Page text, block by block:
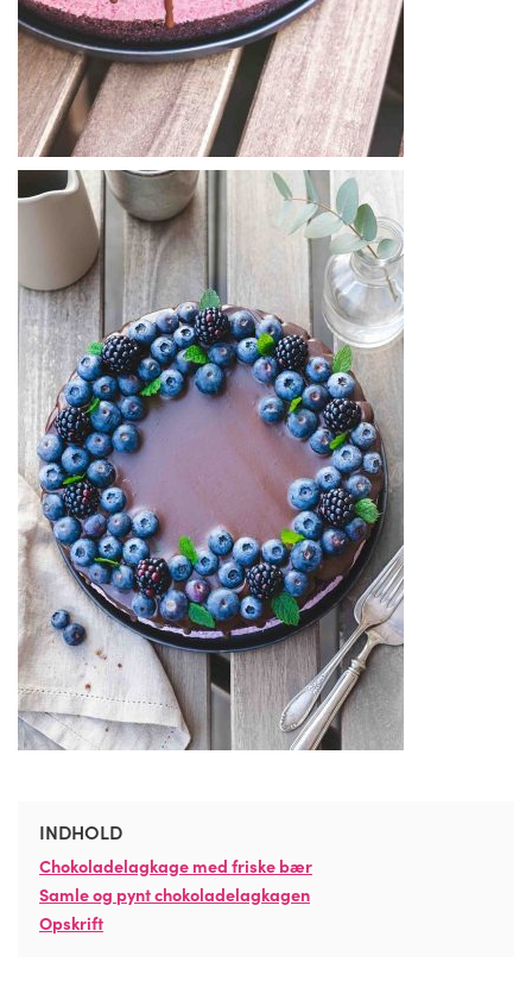
INDHOLD
Chokoladelagkage med friske bær
Samle og pynt chokoladelagkagen
Opskrift